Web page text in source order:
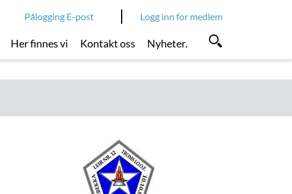
Logg inn for medlem
Pålogging E-post
Her finnes vi Kontakt oss Nyheter.